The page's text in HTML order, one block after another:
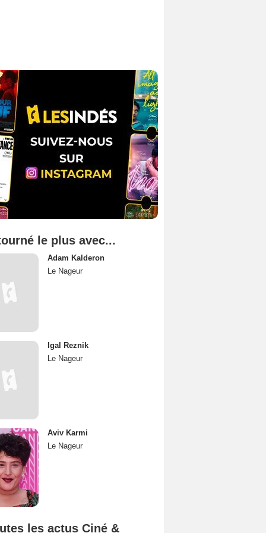
le plus avec...
Adam Kalderon
Le Nageur
Igal Reznik
Le Nageur
Aviv Karmi
Le Nageur
les actus Ciné &